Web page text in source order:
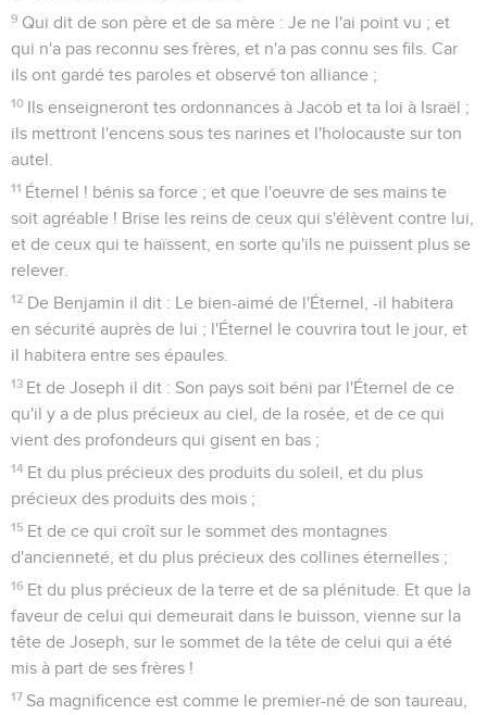
9 Qui dit de son père et de sa mère : Je ne l'ai point vu ; et
qui n'a pas reconnu ses frères, et n'a pas connu ses fils. Car
ils ont gardé tes paroles et observé ton alliance ;
10 Ils enseigneront tes ordonnances à Jacob et ta loi à Israël ;
ils mettront l'encens sous tes narines et l'holocauste sur ton
autel.
11 Éternel ! bénis sa force ; et que l'oeuvre de ses mains te
soit agréable ! Brise les reins de ceux qui s'élèvent contre lui,
et de ceux qui te haïssent, en sorte qu'ils ne puissent plus se
relever.
12 De Benjamin il dit : Le bien-aimé de l'Éternel, -il habitera
en sécurité auprès de lui ; l'Éternel le couvrira tout le jour, et
il habitera entre ses épaules.
13 Et de Joseph il dit : Son pays soit béni par l'Éternel de ce
qu'il y a de plus précieux au ciel, de la rosée, et de ce qui
vient des profondeurs qui gisent en bas ;
14 Et du plus précieux des produits du soleil, et du plus
précieux des produits des mois ;
15 Et de ce qui croît sur le sommet des montagnes
d'ancienneté, et du plus précieux des collines éternelles ;
16 Et du plus précieux de la terre et de sa plénitude. Et que la
faveur de celui qui demeurait dans le buisson, vienne sur la
tête de Joseph, sur le sommet de la tête de celui qui a été
mis à part de ses frères !
17 Sa magnificence est comme le premier-né de son taureau,